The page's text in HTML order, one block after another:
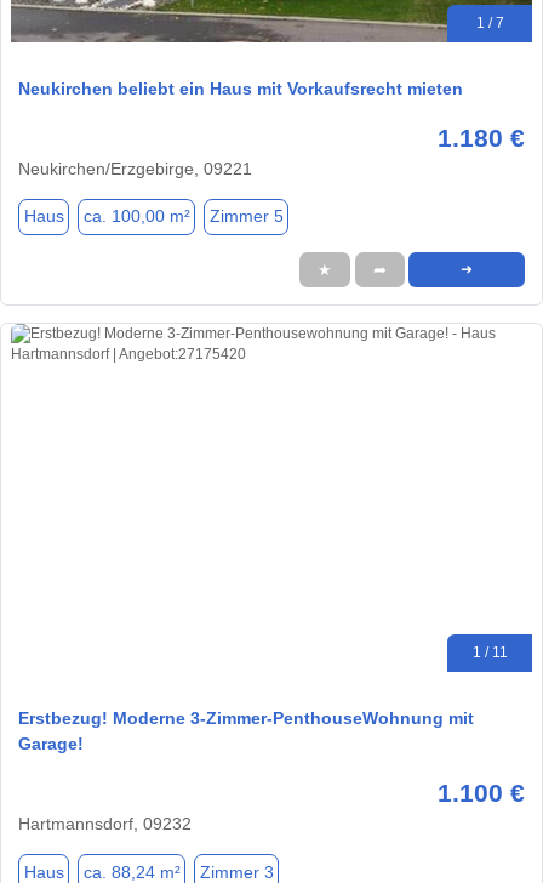
1 / 7
Neukirchen beliebt ein Haus mit Vorkaufsrecht mieten
1.180 €
Neukirchen/Erzgebirge, 09221
Haus ca. 100,00 m² Zimmer 5
★ ➦ ➜
1 / 11
Erstbezug! Moderne 3-Zimmer-PenthouseWohnung mit
Garage!
1.100 €
Hartmannsdorf, 09232
Haus ca. 88,24 m² Zimmer 3